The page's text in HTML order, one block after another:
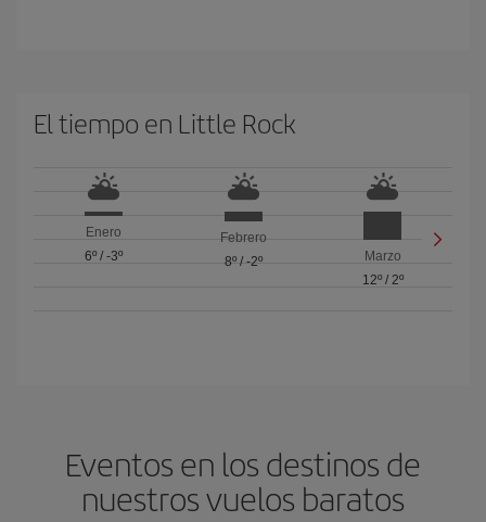
El tiempo en Little Rock
Enero
6º/ -3º
Febrero
8º/ -2º
Marzo
12º/ 2º
Eventos en los destinos de
nuestros vuelos baratos